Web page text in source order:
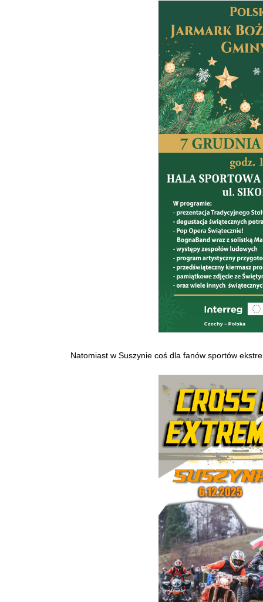
Natomiast w Suszynie coś dla fanów sportów